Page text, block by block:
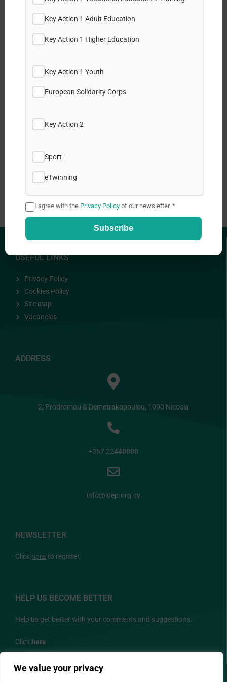
We value your privacy
Share this post:
Facebook
X
LinkedIn
USEFUL LINKS
Privacy Policy
Cookies Policy
Site map
Vacancies
ADDRESS
2, Prodromou & Demetrakopoulou, 1090 Nicosia
+357 22448888
info@idep.org.cy
NEWSLETTER
Click here to register
HELP US BECOME BETTER
Help us get better with your comments and suggestions.
Click here
Key Action 1 Adult Education
Key Action 1 Higher Education
Key Action 1 Youth
European Solidarity Corps
Key Action 2
Sport
eTwinning
I agree with the Privacy Policy of our newsletter. *
Subscribe